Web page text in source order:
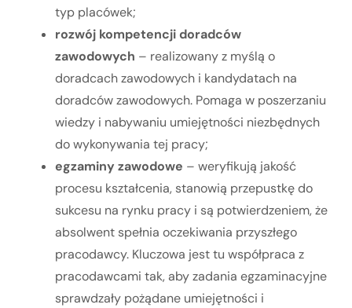
typ placówek;
rozwój kompetencji doradców
zawodowych – realizowany z myślą o
doradcach zawodowych i kandydatach na
doradców zawodowych. Pomaga w poszerzaniu
wiedzy i nabywaniu umiejętności niezbędnych
do wykonywania tej pracy;
egzaminy zawodowe – weryfikują jakość
procesu kształcenia, stanowią przepustkę do
sukcesu na rynku pracy i są potwierdzeniem, że
absolwent spełnia oczekiwania przyszłego
pracodawcy. Kluczowa jest tu współpraca z
pracodawcami tak, aby zadania egzaminacyjne
sprawdzały pożądane umiejętności i